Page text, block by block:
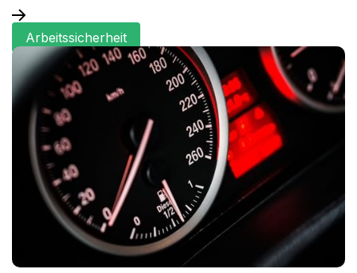
Arbeitssicherheit